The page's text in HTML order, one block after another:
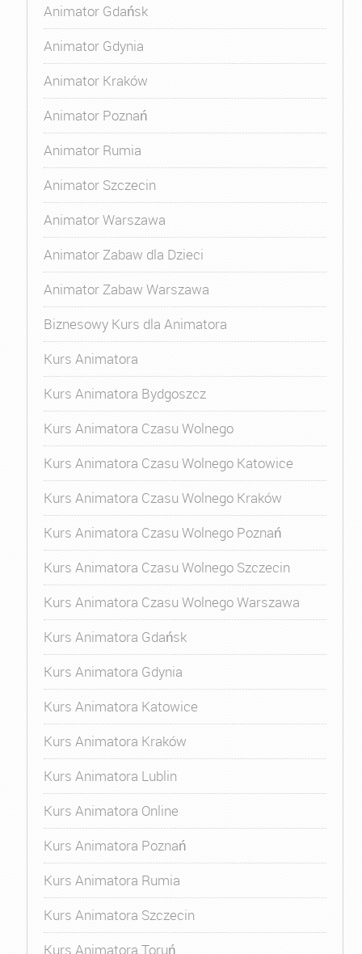
Animator Gdańsk
Animator Gdynia
Animator Kraków
Animator Poznań
Animator Rumia
Animator Szczecin
Animator Warszawa
Animator Zabaw dla Dzieci
Animator Zabaw Warszawa
Biznesowy Kurs dla Animatora
Kurs Animatora
Kurs Animatora Bydgoszcz
Kurs Animatora Czasu Wolnego
Kurs Animatora Czasu Wolnego Katowice
Kurs Animatora Czasu Wolnego Kraków
Kurs Animatora Czasu Wolnego Poznań
Kurs Animatora Czasu Wolnego Szczecin
Kurs Animatora Czasu Wolnego Warszawa
Kurs Animatora Gdańsk
Kurs Animatora Gdynia
Kurs Animatora Katowice
Kurs Animatora Kraków
Kurs Animatora Lublin
Kurs Animatora Online
Kurs Animatora Poznań
Kurs Animatora Rumia
Kurs Animatora Szczecin
Kurs Animatora Toruń